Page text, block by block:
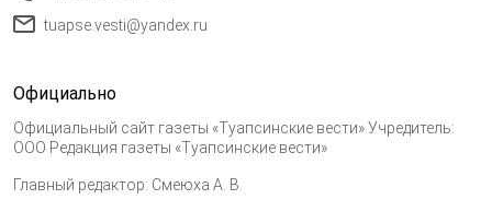
tuapse.vesti@yandex.ru
Официально
Официальный сайт газеты «Туапсинские вести» Учредитель:
ООО Редакция газеты «Туапсинские вести»
Главный редактор: Смеюха А. В.